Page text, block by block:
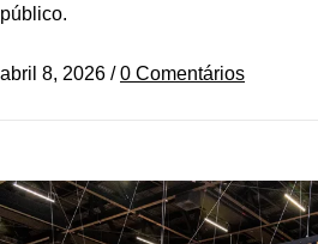
público.
abril 8, 2026 / 0 Comentários